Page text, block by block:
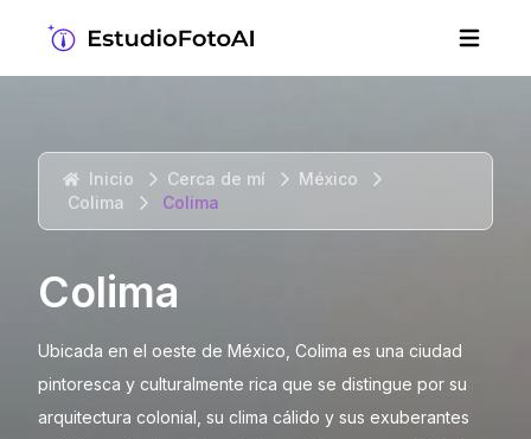
Inicio Cerca de mí
México
Colima
Colima
Colima
Ubicada en el oeste de México, Colima es una ciudad
pintoresca y culturalmente rica que se distingue por su
arquitectura colonial, su clima cálido y sus exuberantes